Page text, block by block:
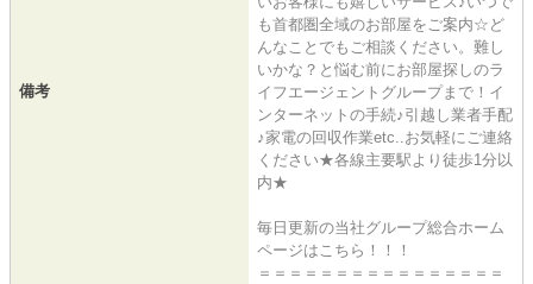
備考
も首都圏全域のお部屋をご案内☆ど
んなことでもご相談ください。難し
いかな？と悩む前にお部屋探しのラ
イフエージェントグループまで！イ
ンターネットの手続♪引越し業者手配
♪家電の回収作業etc..お気軽にご連絡
ください★各線主要駅より徒歩1分以
内★
毎日更新の当社グループ総合ホーム
ページはこちら！！！
＝＝＝＝＝＝＝＝＝＝＝＝＝＝＝＝